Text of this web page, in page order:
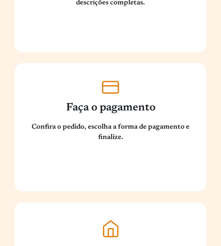
descrições completas.
Faça o pagamento
Confira o pedido, escolha a forma de pagamento e
finalize.